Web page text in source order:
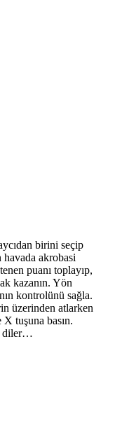
birini seçip
akrobasi
puanı toplayıp,
kazanın. Yön
kontrolünü sağla.
üzerinden atlarken
tuşuna basın.
diler…